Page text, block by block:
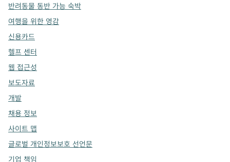
반려동물 동반 가능 숙박
여행을 위한 영감
신용카드
헬프 센터
웹 접근성
보도자료
개발
채용 정보
사이트 맵
글로벌 개인정보보호 선언문
기업 책임